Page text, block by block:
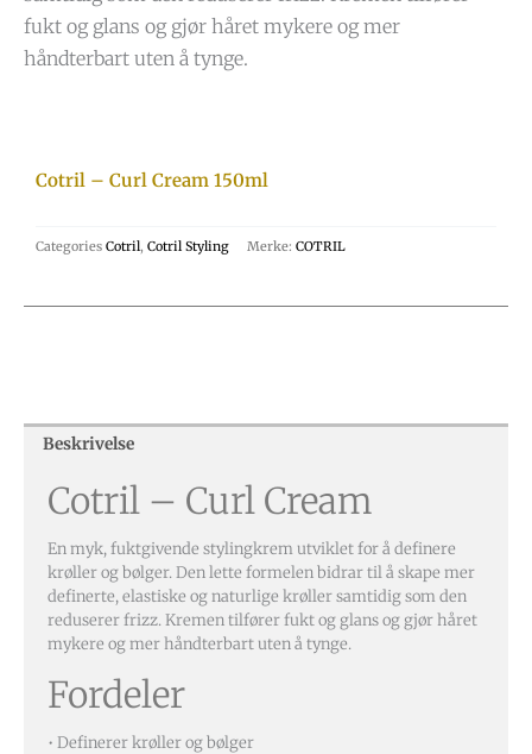
fukt og glans og gjør håret mykere og mer
håndterbart uten å tynge.
Cotril – Curl Cream 150ml
Categories Cotril, Cotril Styling Merke: COTRIL
Beskrivelse
Cotril – Curl Cream
En myk, fuktgivende stylingkrem utviklet for å definere
krøller og bølger. Den lette formelen bidrar til å skape mer
definerte, elastiske og naturlige krøller samtidig som den
reduserer frizz. Kremen tilfører fukt og glans og gjør håret
mykere og mer håndterbart uten å tynge.
Fordeler
• Definerer krøller og bølger